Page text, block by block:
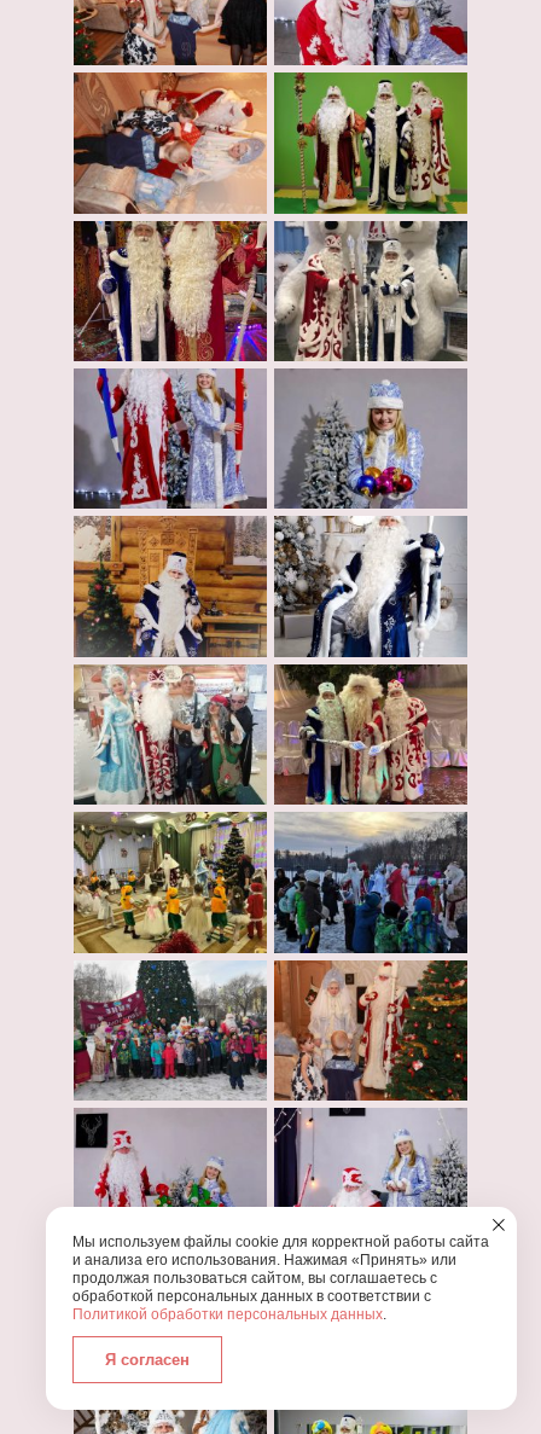
Мы используем файлы cookie для корректной работы сайта
и анализа его использования. Нажимая «Принять» или
продолжая пользоваться сайтом, вы соглашаетесь с
обработкой персональных данных в соответствии с
Политикой обработки персональных данных.
Я согласен